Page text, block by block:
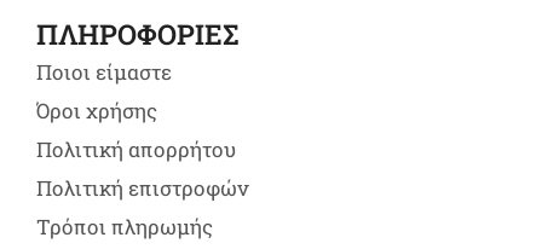
ΠΛΗΡΟΦΟΡΙΕΣ
Ποιοι είμαστε
Όροι χρήσης
Πολιτική απορρήτου
Πολιτική επιστροφών
Τρόποι πληρωμής